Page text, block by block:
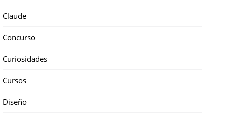
Claude
Concurso
Curiosidades
Cursos
Diseño